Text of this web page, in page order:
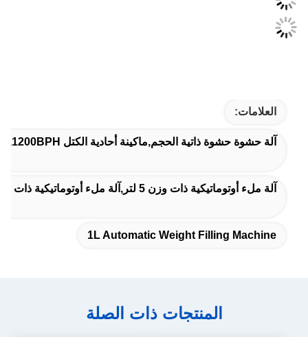
العلامات:
آلة حشوة حشوة ذاتية الحجم,ماكينة أحادية الكتل 1200BPH,آلة ملء أوتوماتيكية ذات وزن 1 لتر
آلة ملء أوتوماتيكية ذات وزن 5 لتر,آلة ملء أوتوماتيكية ذات وزن 1 لتر,ملء الوزن 6000BPH
1L Automatic Weight Filling Machine
المنتجات ذات الصلة